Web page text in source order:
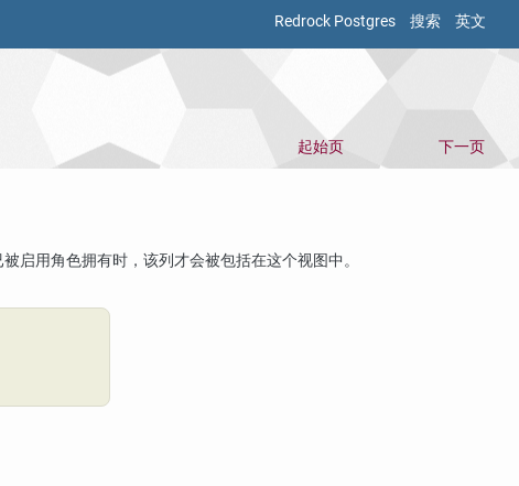
Redrock Postgres 搜索 英文
起始页 下一页
启用角色拥有时，该列才会被包括在这个视图中。